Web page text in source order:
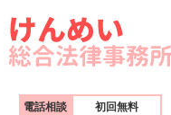
電話相談 初回無料